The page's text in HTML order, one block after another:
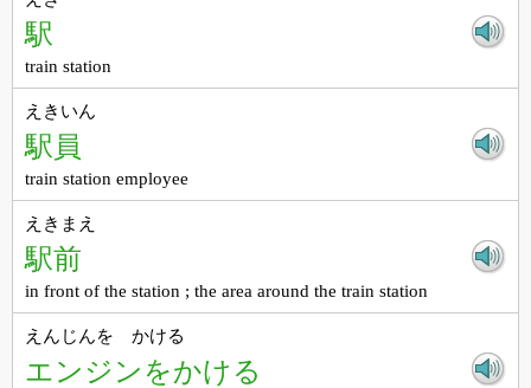
駅
train station
えきいん
駅員
train station employee
えきまえ
駅前
in front of the station ; the area around the train station
えんじんを かける
エンジンをかける